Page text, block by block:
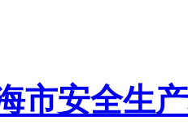
市安全生